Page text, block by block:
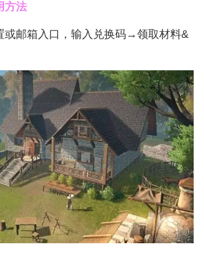
方法
或邮箱入口，输入兑换码→领取材料&